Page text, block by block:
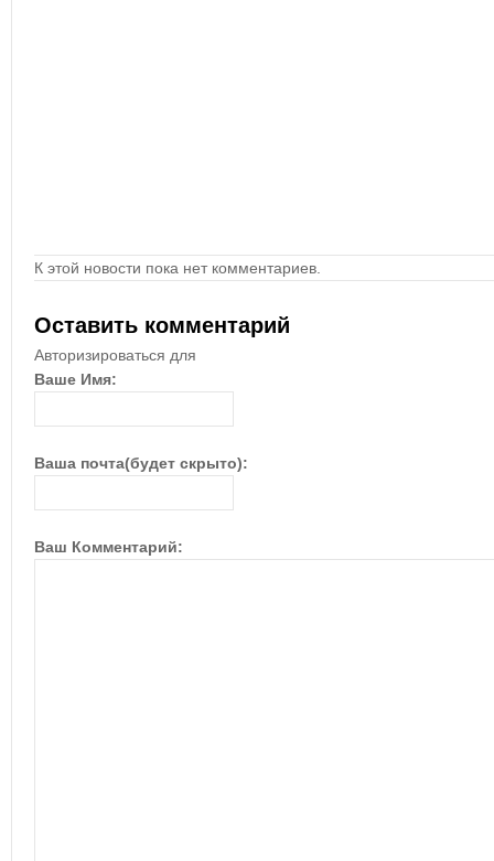
К этой новости пока нет комментариев.
Оставить комментарий
Авторизироваться для
Ваше Имя:
Ваша почта(будет скрыто):
Ваш Комментарий: